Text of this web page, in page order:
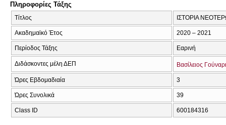
Πληροφορίες Τάξης
Τίτλος ΙΣΤΟΡΙΑ
Ακαδημαϊκό Έτος 2020 – 2021
Περίοδος Τάξης Εαρινή
Διδάσκοντες μέλη ΔΕΠ Βασίλειος
Ώρες Εβδομαδιαία 3
Ώρες Συνολικά 39
Class ID 600184316